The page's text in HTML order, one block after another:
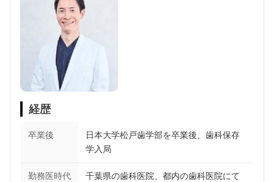
経歴
卒業後
日本大学松戸歯学部を卒業後、歯科保存
学入局
勤務医時代
千葉県の歯科医院、都内の歯科医院にて